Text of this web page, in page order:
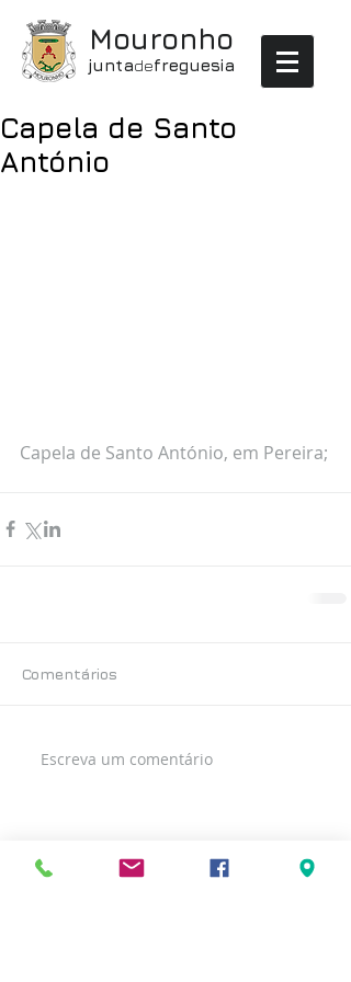
Mouronho
juntadefreguesia
Capela de Santo
António
Capela de Santo António, em Pereira;
Comentários
Escreva um comentário
Posts Recentes